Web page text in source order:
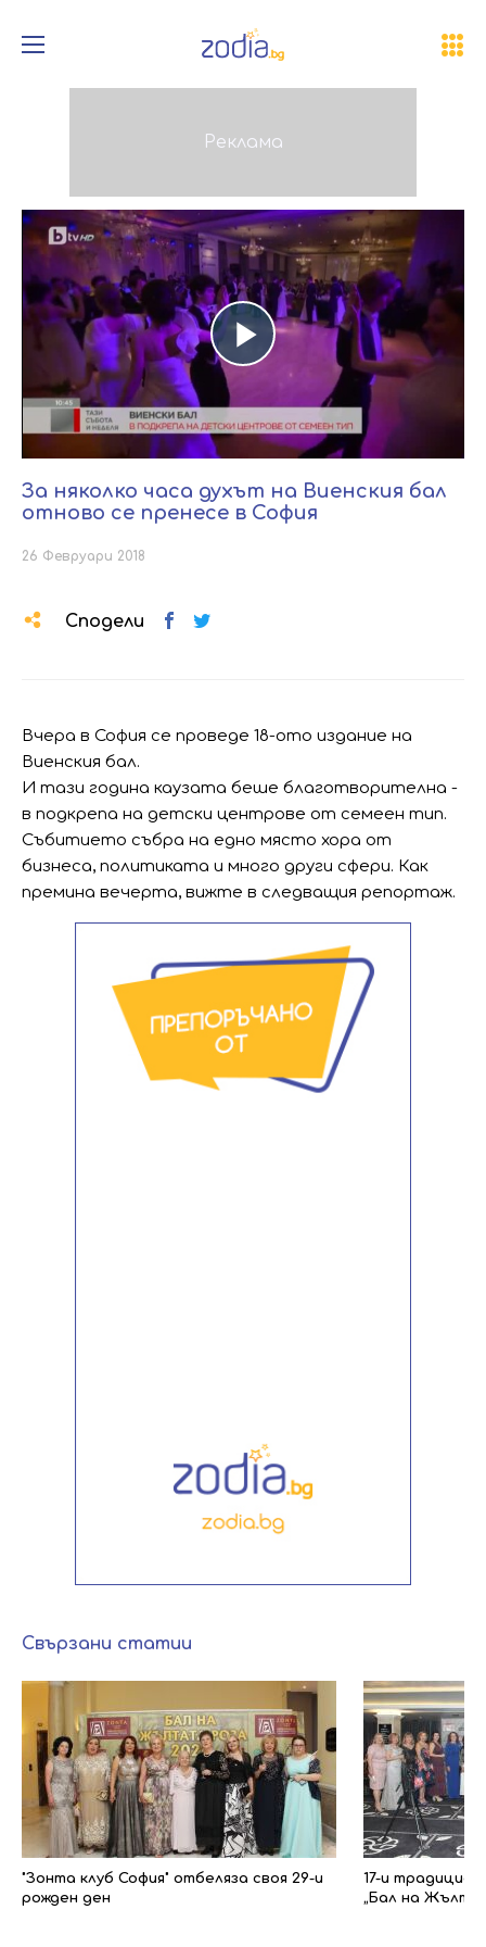
Play
Video
За няколко часа духът на Виенския бал
отново се пренесе в София
26 Февруари 2018
Сподели
Вчера в София се проведе 18-ото издание на
Виенския бал.
И тази година каузата беше благотворителна -
в подкрепа на детски центрове от семеен тип.
Събитието събра на едно място хора от
бизнеса, политиката и много други сфери. Как
премина вечерта, вижте в следващия репортаж.
Свързани статии
"Зонта клуб София" отбеляза своя 29-и
рожден ден
17-и
„Бал на